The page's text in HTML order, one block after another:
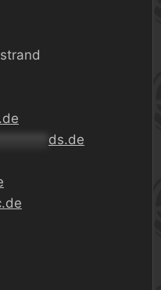
ds.de